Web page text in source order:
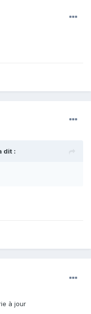
dit :
à jour